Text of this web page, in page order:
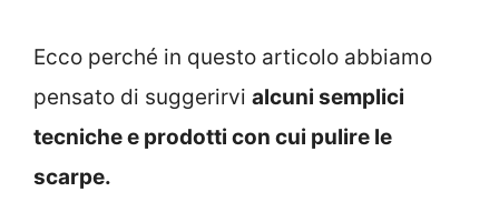
Ecco perché in questo articolo abbiamo
pensato di suggerirvi alcuni semplici
tecniche e prodotti con cui pulire le
scarpe.